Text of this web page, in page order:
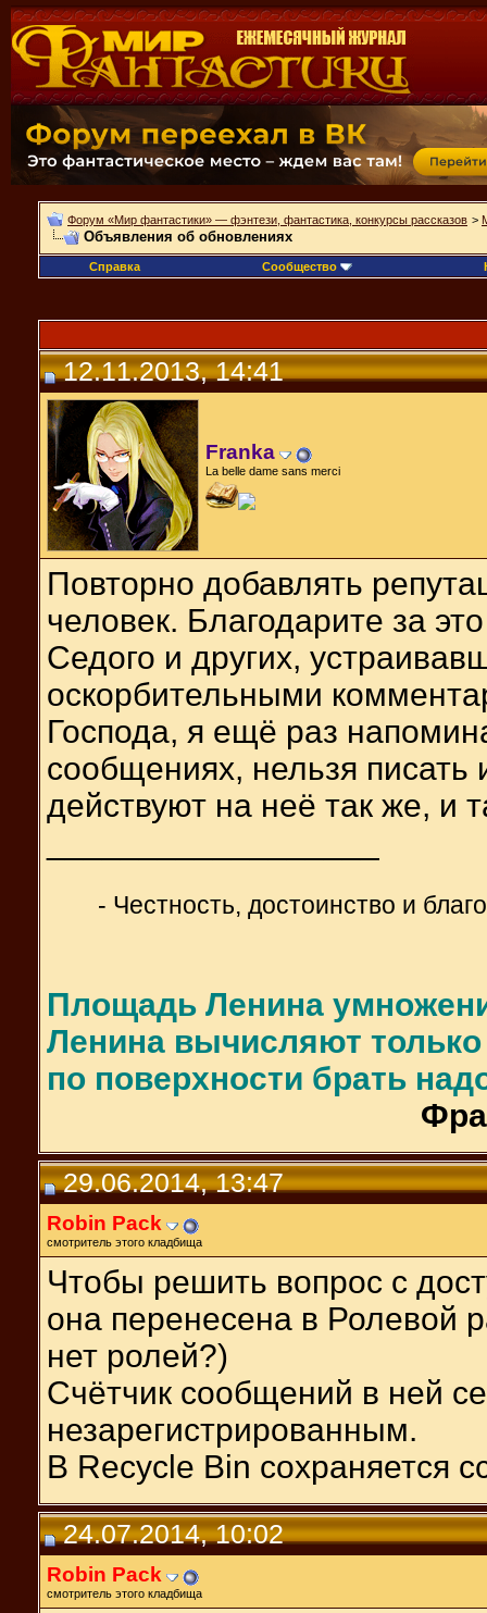
Форум «Мир фантастики» — фэнтези, фантастика, конкурсы рассказов >
Объявления об обновлениях
Справка Сообщество
12.11.2013, 14:41
Franka
La belle dame sans merci
Повторно добавлять
человек. Благодарите за
Седого и других,
оскорбительными
Господа, я ещё раз
сообщениях, нельзя
действуют на неё так же, и
- Честность, достоинство и
Площадь Ленина
Ленина вычисляют только
по поверхности брать
29.06.2014, 13:47
Robin Pack
смотритель этого кладбища
Чтобы решить вопрос с
она перенесена в Ролевой
нет ролей?)
Счётчик сообщений в ней
незарегистрированным.
В Recycle Bin сохраняется
24.07.2014, 10:02
Robin Pack
смотритель этого кладбища